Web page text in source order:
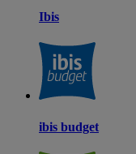
Ibis
ibis budget